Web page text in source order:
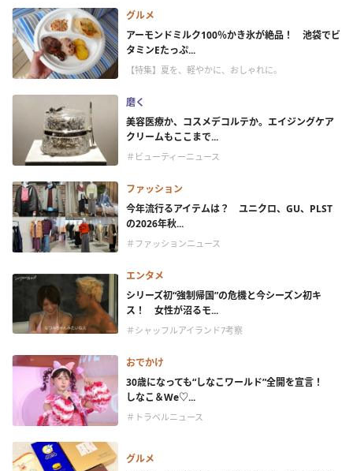
グルメ
アーモンドミルク100％かき氷が絶品！ 池袋でビ
タミンEたっぷ...
【特集】夏を、軽やかに、おしゃれに。
磨く
美容医療か、コスメデコルテか。エイジングケア
クリームもここまで...
＃ビューティーニュース
ファッション
今年流行るアイテムは？ ユニクロ、GU、PLST
の2026年秋...
＃ファッションニュース
エンタメ
シリーズ初“強制帰国”の危機と今シーズン初キ
ス！ 女性が沼るモ...
＃シャッフルアイランド7考察
おでかけ
30歳になっても“しなこワールド”全開を宣言！
しなこ＆We♡...
＃トラベルニュース
グルメ